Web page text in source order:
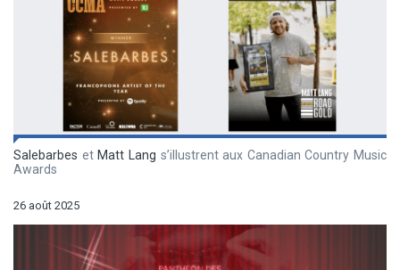
Salebarbes et Matt Lang s’illustrent aux Canadian Country Music
Awards
26 août 2025